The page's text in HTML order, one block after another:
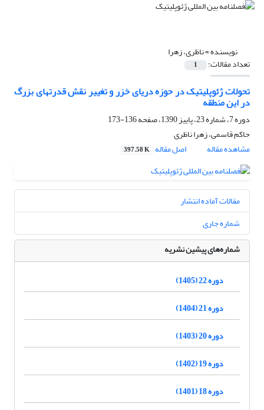
نویسنده =ناظری، زهرا
تعداد مقالات: 1
تحولات ژئوپلیتیک در حوزه دریای خزر و تغییر نقش قدرتهای بزرگ
در این منطقه
دوره 7، شماره 23، پاییز 1390، صفحه
136-173
حاکم قاسمی، زهرا ناظری
مشاهده مقاله
اصل مقاله 397.58 K
مقالات آماده انتشار
شماره جاری
شماره‌های پیشین نشریه
دوره 22 (1405)
دوره 21 (1404)
دوره 20 (1403)
دوره 19 (1402)
دوره 18 (1401)